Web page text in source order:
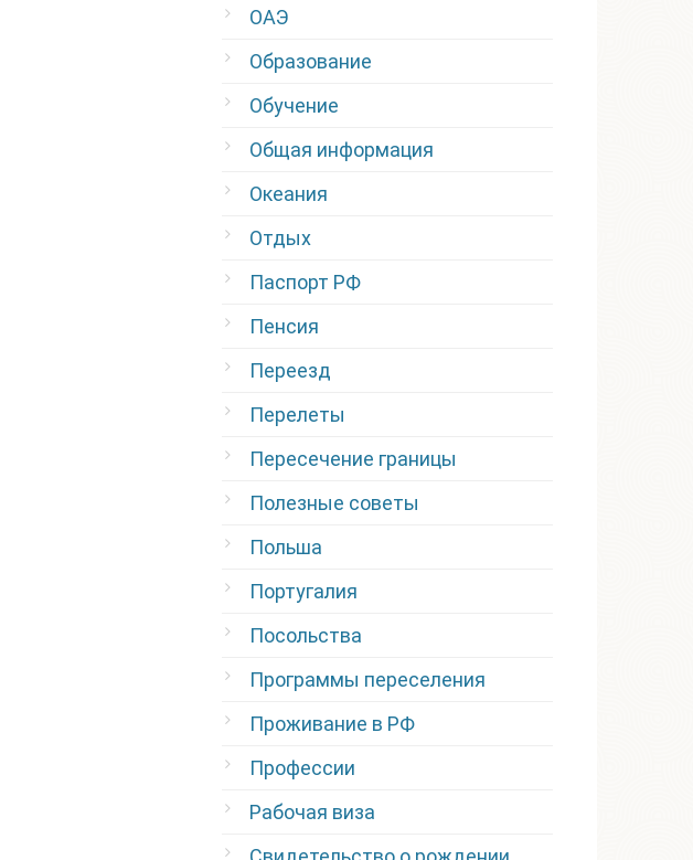
ОАЭ
Образование
Обучение
Общая информация
Океания
Отдых
Паспорт РФ
Пенсия
Переезд
Перелеты
Пересечение границы
Полезные советы
Польша
Португалия
Посольства
Программы переселения
Проживание в РФ
Профессии
Рабочая виза